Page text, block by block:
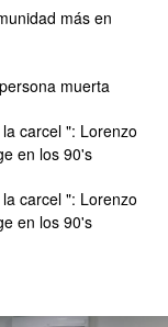
más en
muerta
carcel ": Lorenzo
en los 90's
carcel ": Lorenzo
en los 90's